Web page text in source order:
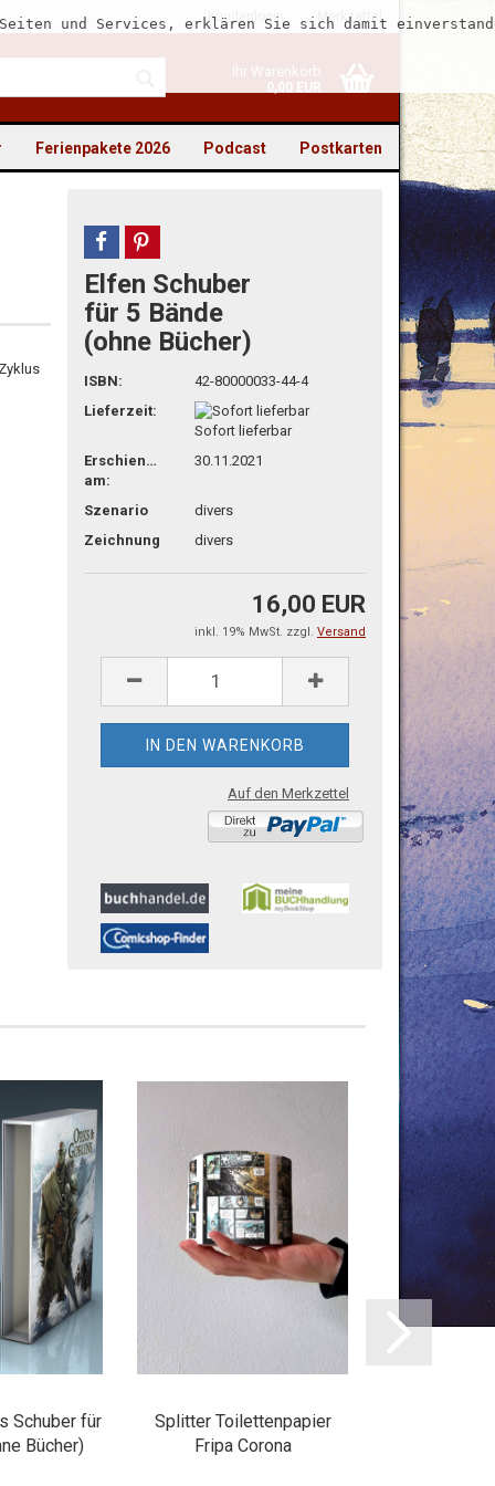
Kundenlogin
vergessen?
Merkzettel
Ihr Warenkorb
0,00 EUR
und Services, erklären Sie sich damit
Postkarten
Podcast
Ferienpakete 2026
teilen pin it
Elfen Schuber
für 5 Bände
(ohne Bücher)
ISBN:
42-80000033-44-4
Lieferzeit:
Sofort lieferbar
Erschienen
am:
30.11.2021
Szenario
divers
Zeichnung
divers
16,00 EUR
inkl. 19% MwSt. zzgl. Versand
Auf den Merkzettel
Schuber für
Bücher)
Splitter Toilettenpapier
Fripa Corona